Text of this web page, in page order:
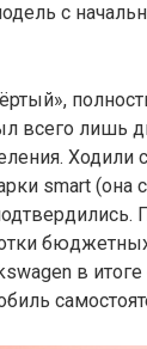
с
всего лишь
Ходили
smart (она
в